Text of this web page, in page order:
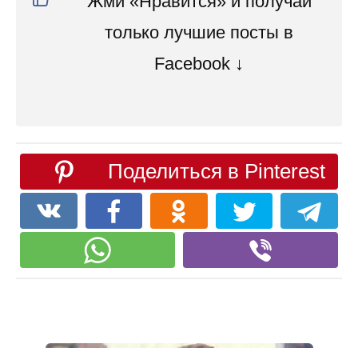
только лучшие посты в
Facebook ↓
Поделиться в Pinterest